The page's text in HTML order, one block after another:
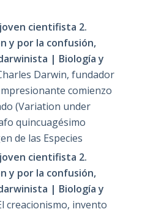
cientifista 2.
y por la confusión,
| Biología y
Darwin, fundador
comienzo
(Variation under
quincuagésimo
de las Especies
cientifista 2.
y por la confusión,
| Biología y
creacionismo, invento